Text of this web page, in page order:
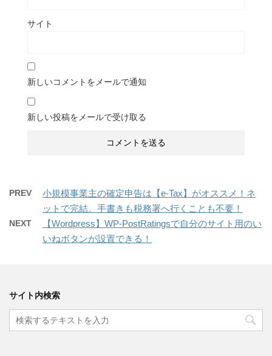
サイト
新しいコメントをメールで通知
新しい投稿をメールで受け取る
PREV
小規模事業主の確定申告は【e-Tax】がオススメ！ネ
ットで完結。手書きも税務署へ行くことも不要！
NEXT
【Wordpress】WP-PostRatingsで自分のサイト用のい
いねボタンが設置できる！
サイト内検索